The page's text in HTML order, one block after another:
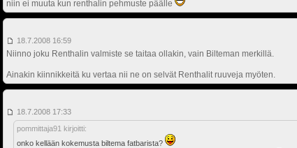
niin ei muuta kun renthalin pehmuste päälle
18.7.2008 16:59
Niinno joku Renthalin valmiste se taitaa ollakin, vain Bilteman merkillä.
Ainakin kiinnikkeitä ku vertaa nii ne on selvät Renthalit ruuveja myöten.
18.7.2008 17:33
pommittaja91 kirjoitti:
onko kellään kokemusta biltema fatbarista?